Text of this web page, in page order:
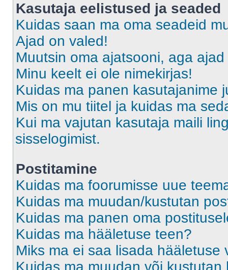
Kasutaja eelistused ja seaded
Kuidas saan ma oma seadeid
Ajad on valed!
Muutsin oma ajatsooni, aga
Minu keelt ei ole nimekirjas!
Kuidas ma panen kasutajanime
Mis on mu tiitel ja kuidas ma
Kui ma vajutan kasutaja maili
sisselogimist.
Postitamine
Kuidas ma foorumisse uue
Kuidas ma muudan/kustutan
Kuidas ma panen oma
Kuidas ma hääletuse teen?
Miks ma ei saa lisada hääletuse
Kuidas ma muudan või kustutan